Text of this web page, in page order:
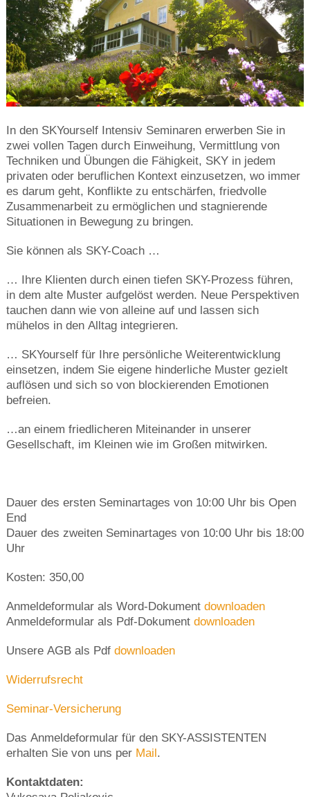
In den SKYourself Intensiv Seminaren erwerben Sie in
zwei vollen Tagen durch Einweihung, Vermittlung von
Techniken und Übungen die Fähigkeit, SKY in jedem
privaten oder beruflichen Kontext einzusetzen, wo immer
es darum geht, Konflikte zu entschärfen, friedvolle
Zusammenarbeit zu ermöglichen und stagnierende
Situationen in Bewegung zu bringen.
Sie können als SKY-Coach …
… Ihre Klienten durch einen tiefen SKY-Prozess führen,
in dem alte Muster aufgelöst werden. Neue Perspektiven
tauchen dann wie von alleine auf und lassen sich
mühelos in den Alltag integrieren.
… SKYourself für Ihre persönliche Weiterentwicklung
einsetzen, indem Sie eigene hinderliche Muster gezielt
auflösen und sich so von blockierenden Emotionen
befreien.
…an einem friedlicheren Miteinander in unserer
Gesellschaft, im Kleinen wie im Großen mitwirken.
Dauer des ersten Seminartages von 10:00 Uhr bis Open
End
Dauer des zweiten Seminartages von 10:00 Uhr bis 18:00
Uhr
Kosten: 350,00
Anmeldeformular als Word-Dokument downloaden
Anmeldeformular als Pdf-Dokument downloaden
Unsere AGB als Pdf downloaden
Widerrufsrecht
Seminar-Versicherung
Das Anmeldeformular für den SKY-ASSISTENTEN
erhalten Sie von uns per Mail.
Kontaktdaten: